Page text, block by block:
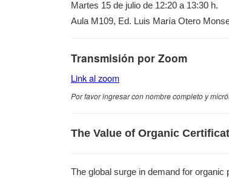
Martes 15 de julio de 12:20 a 13:30 h.
Aula M109, Ed. Luis María Otero
Transmisión por Zoom
Link al zoom
Por favor ingresar con nombre completo y
The Value of Organic
The global surge in demand for